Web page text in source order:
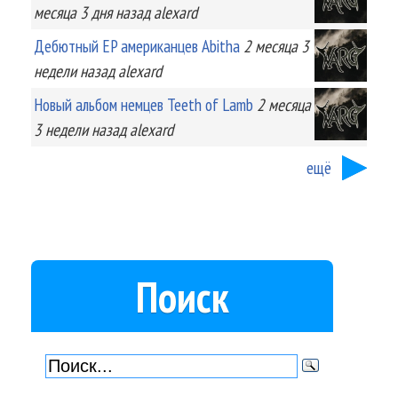
месяца 3 дняназад alexard
Дебютный EP американцев Abitha 2 месяца 3
неделиназад alexard
Новый альбом немцев Teeth of Lamb 2 месяца
3 неделиназад alexard
ещё
Поиск